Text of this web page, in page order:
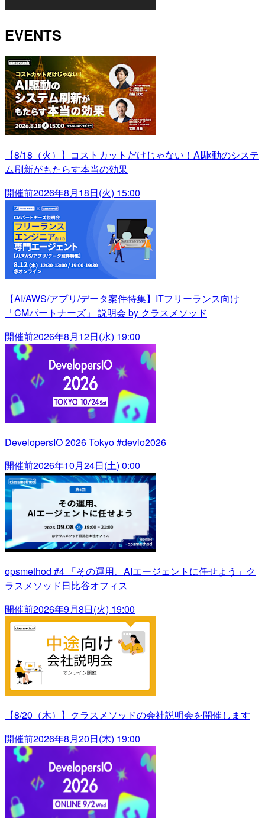
EVENTS
【8/18（火）】コストカットだけじゃない！AI駆動のシステ
ム刷新がもたらす本当の効果
開催前2026年8月18日(火) 15:00
【AI/AWS/アプリ/データ案件特集】ITフリーランス向け
「CMパートナーズ」 説明会 by クラスメソッド
開催前2026年8月12日(水) 19:00
DevelopersIO 2026 Tokyo #devio2026
開催前2026年10月24日(土) 0:00
opsmethod #4 「その運用、AIエージェントに任せよう」ク
ラスメソッド日比谷オフィス
開催前2026年9月8日(火) 19:00
【8/20（木）】クラスメソッドの会社説明会を開催します
開催前2026年8月20日(木) 19:00